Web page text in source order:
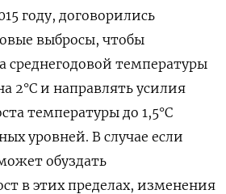
году, договорились
выбросы, чтобы
среднегодовой температуры
2°C и направлять усилия
температуры до 1,5°C
уровней. В случае если
обуздать
в этих пределах, изменения